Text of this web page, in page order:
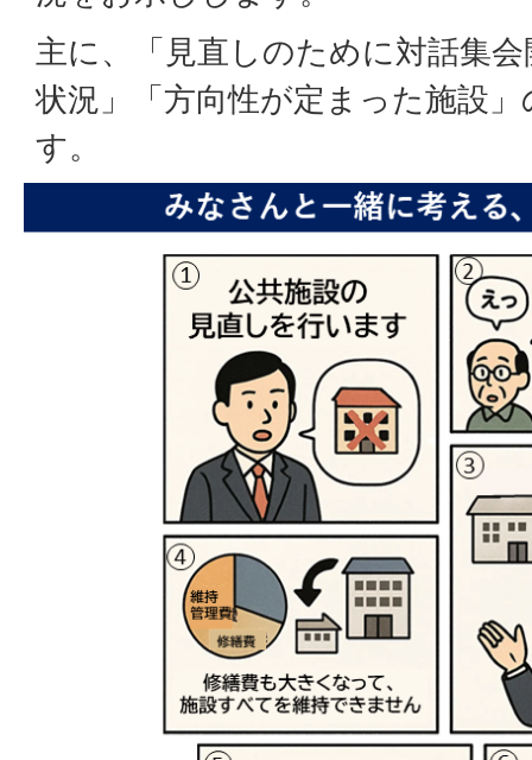
主に、「見直しのために対話集
状況」「方向性が定まった施設
す。